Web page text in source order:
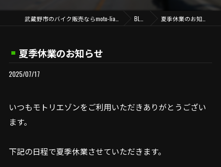
BLOG 夏季休業のお知らせ
夏季休業のお知らせ
2025/07/17
いつもモトリエゾンをご利用いただきありがとうござい
ます。
下記の日程で夏季休業させていただきます。